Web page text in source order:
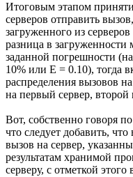
Итоговым этапом
серверов отправить
загруженного из
разница в
заданной погрешности
10% или E = 0.10), тогда
распределения вызовов
на первый сервер, второй
Вот, собственно говоря
что следует добавить,
вызов на сервер,
результатам хранимой
серверу, с отметкой этого